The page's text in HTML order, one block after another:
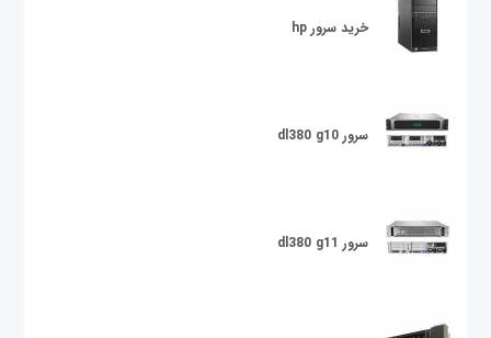
خرید سرور hp
سرور dl380 g10
سرور dl380 g11